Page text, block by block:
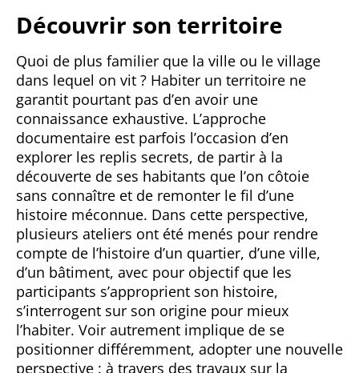
Découvrir son territoire
Quoi de plus familier que la ville ou le village
dans lequel on vit ? Habiter un territoire ne
garantit pourtant pas d’en avoir une
connaissance exhaustive. L’approche
documentaire est parfois l’occasion d’en
explorer les replis secrets, de partir à la
découverte de ses habitants que l’on côtoie
sans connaître et de remonter le fil d’une
histoire méconnue. Dans cette perspective,
plusieurs ateliers ont été menés pour rendre
compte de l’histoire d’un quartier, d’une ville,
d’un bâtiment, avec pour objectif que les
participants s’approprient son histoire,
s’interrogent sur son origine pour mieux
l’habiter. Voir autrement implique de se
positionner différemment, adopter une nouvelle
perspective : à travers des travaux sur la